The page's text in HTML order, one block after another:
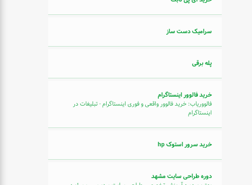
سرامیک دست ساز
پله برقی
خرید فالوور اینستاگرام
فالووریاب: خرید فالوور واقعی و فوری اینستاگرام - تبلیغات در
اینستاگرام
خرید سرور استوک hp
دوره طراحی سایت مشهد